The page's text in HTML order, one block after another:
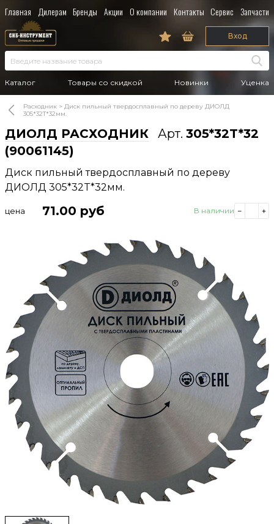
Главная Дилерам Бренды Акции О компании Контакты Сервис Запчасти
Каталог Товары со скидкой Новинки Уценка
Вход
Расходник
Диск пильный твердосплавный по дереву ДИОЛД
305*32T*32мм.
ДИОЛД РАСХОДНИК Арт. 305*32T*32
(90061145)
Диск пильный твердосплавный по дереву
ДИОЛД 305*32T*32мм.
цена 71.00 руб В наличии